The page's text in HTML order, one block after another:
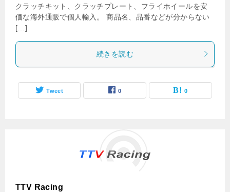
クラッチキット、クラッチプレート、フライホイールを安
価な海外通販で個人輸入。 商品名、品番などが分からない
[…]
続きを読む
Tweet 0 0
TTV Racing